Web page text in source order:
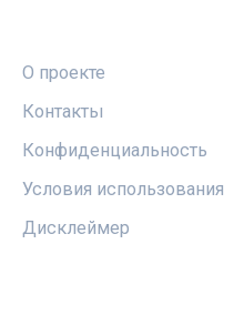
О проекте
Контакты
Конфиденциальность
Условия использования
Дисклеймер